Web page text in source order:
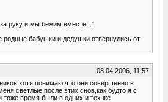
руку и мы бежим вместе..."
бабушки и дедушки отвернулись от
08.04.2006, 11:57
понимаю,что они совершенно в
светлые после этих снов,как будто я с
тоже время были в одних и тех же